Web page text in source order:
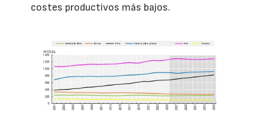
costes productivos más bajos.